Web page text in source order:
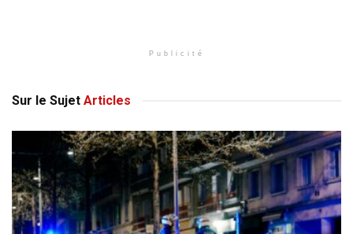
Publicité
Sur le Sujet Articles